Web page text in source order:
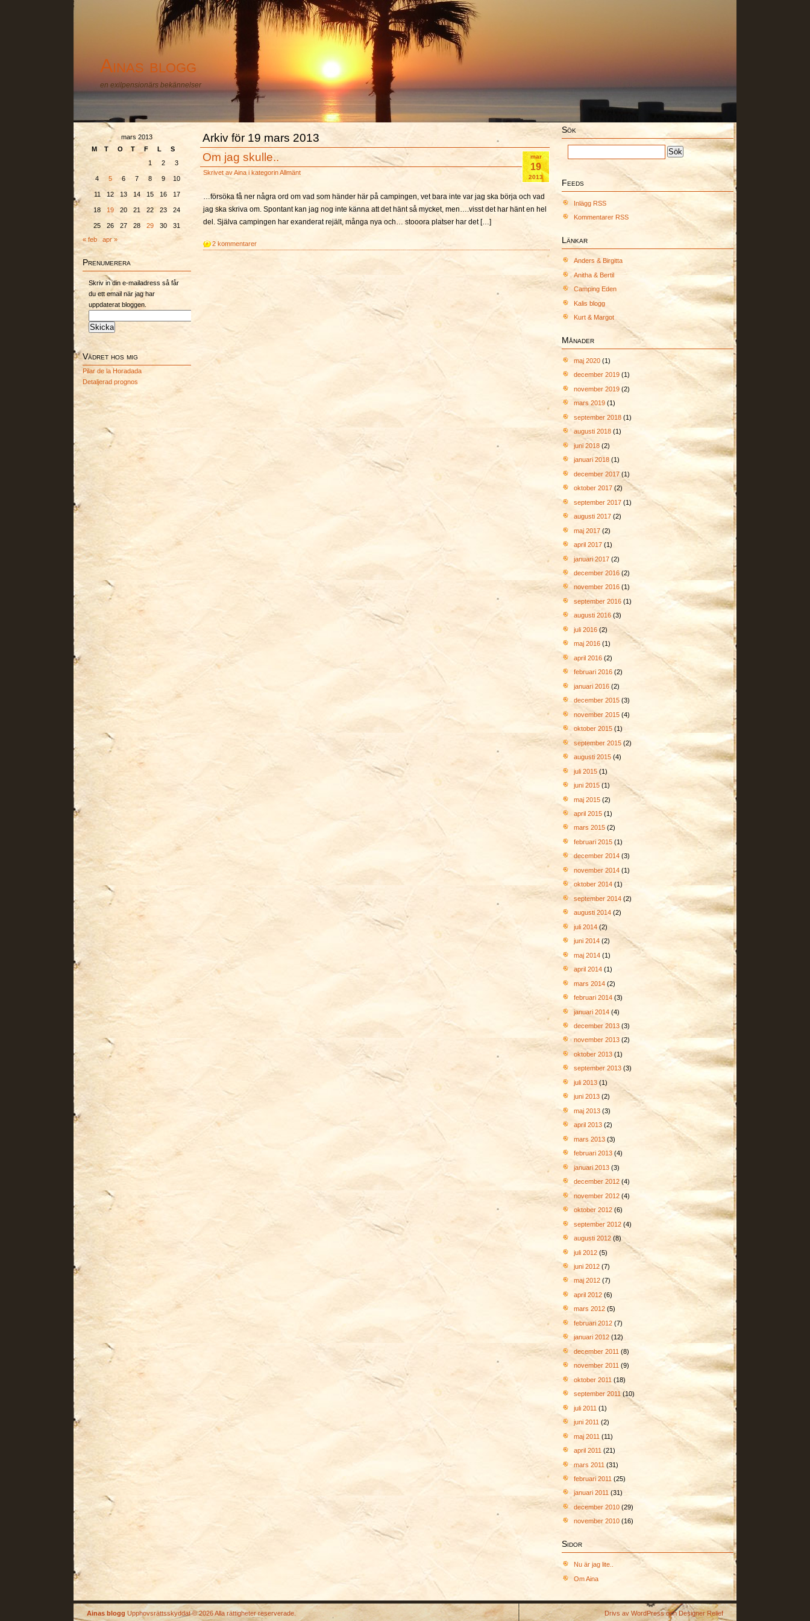
Ainas blogg
en exilpensionärs bekännelser
mars 2013
M
T O T F L
S
1
2 3
4 5 6 7 8 9 10
11 12 13 14 15 16 17
18 19 20 21 22 23 24
25 26 27 28 29 30
31
« feb
apr »
Prenumerera
Skriv in din e-mailadress så får
du ett email när jag har
uppdaterat bloggen.
Vädret hos mig
Pilar de la Horadada
Detaljerad prognos
Arkiv för 19 mars 2013
mar
19
2013
Om jag skulle..
Skrivet avAina i kategorinAllmänt
…försöka få ner några ord om vad som händer här på campingen, vet bara inte var jag ska börja och vad
jag ska skriva om. Spontant kan jag nog inte känna att det hänt så mycket, men….visst det har hänt en hel
del. Själva campingen har exanderat rejält, många nya och… stooora platser har det […]
2 kommentarer
Sök
Feeds
Inlägg RSS
Kommentarer RSS
Länkar
Anders & Birgitta
Anitha & Bertil
Camping Eden
Kalis blogg
Kurt & Margot
Månader
maj 2020 (1)
december 2019 (1)
november 2019 (2)
mars 2019 (1)
september 2018 (1)
augusti 2018 (1)
juni 2018 (2)
januari 2018 (1)
december 2017 (1)
oktober 2017 (2)
september 2017 (1)
augusti 2017 (2)
maj 2017 (2)
april 2017 (1)
januari 2017 (2)
december 2016 (2)
november 2016 (1)
september 2016 (1)
augusti 2016 (3)
juli 2016 (2)
maj 2016 (1)
april 2016 (2)
februari 2016 (2)
januari 2016 (2)
december 2015 (3)
november 2015 (4)
oktober 2015 (1)
september 2015 (2)
augusti 2015 (4)
juli 2015 (1)
juni 2015 (1)
maj 2015 (2)
april 2015 (1)
mars 2015 (2)
februari 2015 (1)
december 2014 (3)
november 2014 (1)
oktober 2014 (1)
september 2014 (2)
augusti 2014 (2)
juli 2014 (2)
juni 2014 (2)
maj 2014 (1)
april 2014 (1)
mars 2014 (2)
februari 2014 (3)
januari 2014 (4)
december 2013 (3)
november 2013 (2)
oktober 2013 (1)
september 2013 (3)
juli 2013 (1)
juni 2013 (2)
maj 2013 (3)
april 2013 (2)
mars 2013 (3)
februari 2013 (4)
januari 2013 (3)
december 2012 (4)
november 2012 (4)
oktober 2012 (6)
september 2012 (4)
augusti 2012 (8)
juli 2012 (5)
juni 2012 (7)
maj 2012 (7)
april 2012 (6)
mars 2012 (5)
februari 2012 (7)
januari 2012 (12)
december 2011 (8)
november 2011 (9)
oktober 2011 (18)
september 2011 (10)
juli 2011 (1)
juni 2011 (2)
maj 2011 (11)
april 2011 (21)
mars 2011 (31)
februari 2011 (25)
januari 2011 (31)
december 2010 (29)
november 2010 (16)
Sidor
Nu är jag lite..
Om Aina
Drivs av WordPressoch Designer Relief
Ainas blogg Upphovsrättsskyddat © 2026 Alla rättigheter reserverade.